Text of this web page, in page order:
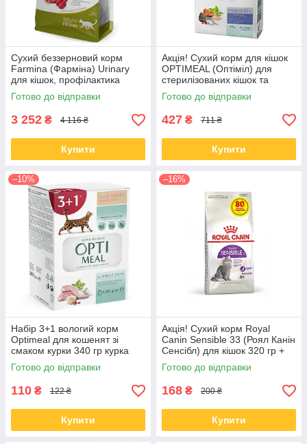
Сухий беззерновий корм
Farmina (Фарміна) Urinary
для кішок, профілактика
сечокам'яної хвороби, качка,
кіноа, та журавлина, 5 кг
Готово до відправки
3 252 ₴ 4 116 ₴
Купити
Акція! Сухий корм для кішок
OPTIMEAL (Оптіміл) для
стерилізованих кішок та
кастрованих котів з лосось
1,5 кг
Готово до відправки
427 ₴ 711 ₴
Купити
–10%
Набір 3+1 вологий корм
Optimeal для кошенят зі
смаком курки 340 гр курка
Готово до відправки
110 ₴ 122 ₴
Купити
–16%
Акція! Сухий корм Royal
Сanin Sensible 33 (Роял Канін
Сенсібл) для кішок 320 гр +
80 гр
Готово до відправки
168 ₴ 200 ₴
Купити